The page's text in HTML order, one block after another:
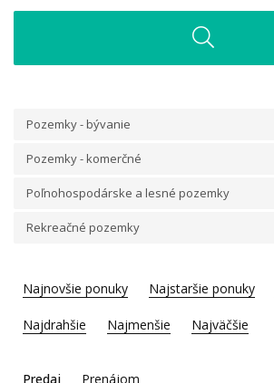
Pozemky - bývanie
Pozemky - komerčné
Poľnohospodárske a lesné pozemky
Rekreačné pozemky
Najnovšie ponuky Najstaršie ponuky
Najdrahšie Najmenšie Najväčšie
Predaj Prenájom